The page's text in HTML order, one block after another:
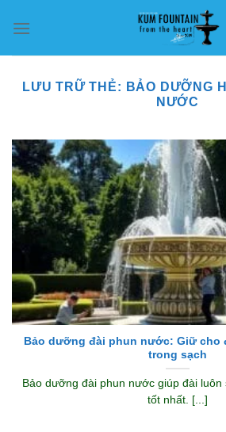
qua
LƯU TRỮ THẺ: BẢO DƯỠNG
NƯỚC
Bảo dưỡng đài phun nước: Giữ cho
trong sạch
Bảo dưỡng đài phun nước giúp đài luôn
tốt nhất. [...]